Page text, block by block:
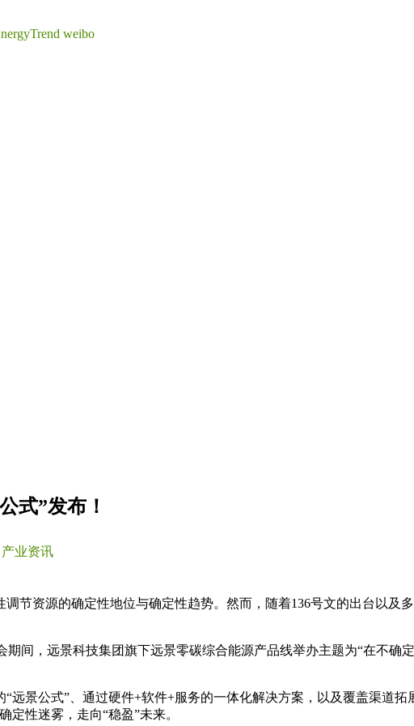
式”发布！
产业资讯
节资源的确定性地位与确定性趋势。然而，随着136号文的出台以及
间，远景科技集团旗下远景零碳综合能源产品线举办主题为“在不确
远景公式”、通过硬件+软件+服务的一体化解决方案，以及覆盖渠道
定性迷雾，走向“稳盈”未来。